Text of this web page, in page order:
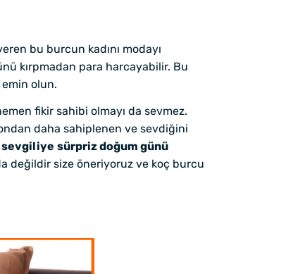
bu burcun kadını modayı
kırpmadan para harcayabilir. Bu
emin olun.
fikir sahibi olmayı da sevmez.
daha sahiplenen ve sevdiğini
sevgiliye sürpriz doğum günü
değildir size öneriyoruz ve koç burcu